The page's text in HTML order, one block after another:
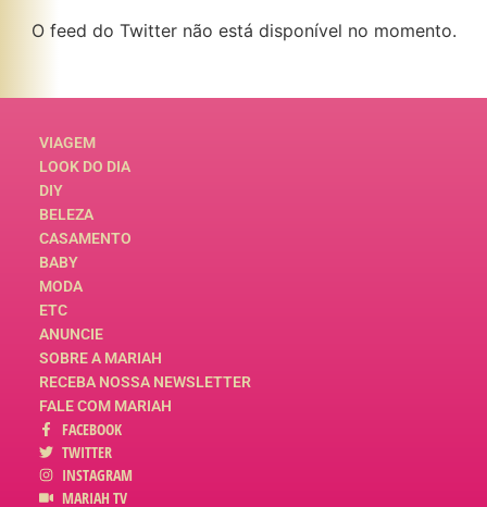
O feed do Twitter não está disponível no momento.
VIAGEM
LOOK DO DIA
DIY
BELEZA
CASAMENTO
BABY
MODA
ETC
ANUNCIE
SOBRE A MARIAH
RECEBA NOSSA NEWSLETTER
FALE COM MARIAH
FACEBOOK
TWITTER
INSTAGRAM
MARIAH TV